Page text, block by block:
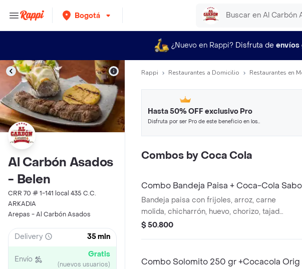
Bogotá
¿Nuevo en Rappi? Disfruta de envíos
Al Carbón Asados
- Belen
CRR 70 # 1-141 local 435 C.C.
ARKADIA
Arepas - Al Carbón Asados
Delivery 35 min
Envío Gratis
(nuevos usuarios)
Rappi Restaurantes a Domicilio Restaurantes en
Hasta 50% OFF exclusivo Pro
Disfruta por ser Pro de este beneficio en los
Combos by Coca Cola
Combo Bandeja Paisa + Coca-Cola
Original 450 ml
Bandeja paisa con frijoles, arroz, carne
molida, chicharrón, huevo, chorizo, tajada
de maduro, aguacate y arepa. + Gaseosa
$ 50.800
Combo Solomito 250 gr +Cocacola